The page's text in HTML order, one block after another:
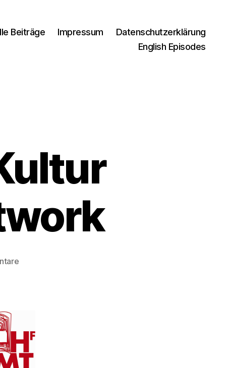
Beiträge Impressum
Datenschutzerklärung
English Episodes
zu
Network